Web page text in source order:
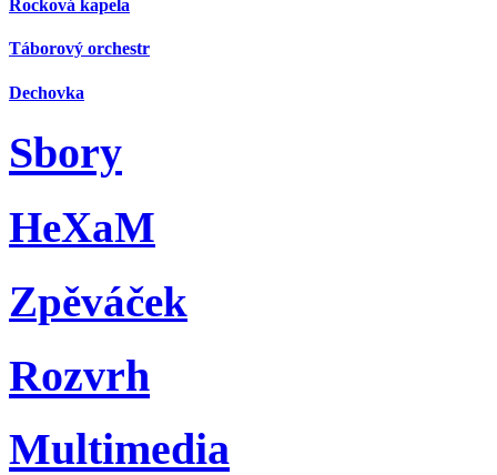
Rocková kapela
Táborový orchestr
Dechovka
Sbory
HeXaM
Zpěváček
Rozvrh
Multimedia